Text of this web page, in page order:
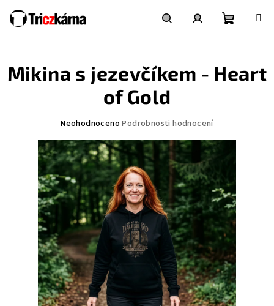
obsah
košík
Mikina s jezevčíkem - Heart
of Gold
Průměrné
produktu
je
0,0
5
hvězdiček.
Neohodnoceno Podrobnosti hodnocení